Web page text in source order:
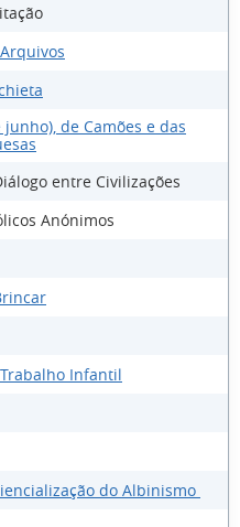
de Camões e das
entre Civilizações
Anónimos
Infantil
do Albinismo